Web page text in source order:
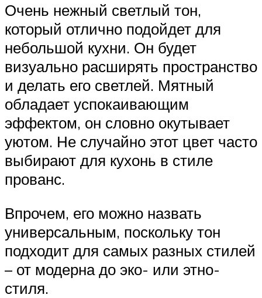
Очень нежный светлый тон,
который отлично подойдет для
небольшой кухни. Он будет
визуально расширять пространство
и делать его светлей. Мятный
обладает успокаивающим
эффектом, он словно окутывает
уютом. Не случайно этот цвет часто
выбирают для кухонь в стиле
прованс.
Впрочем, его можно назвать
универсальным, поскольку тон
подходит для самых разных стилей
– от модерна до эко- или этно-
стиля.